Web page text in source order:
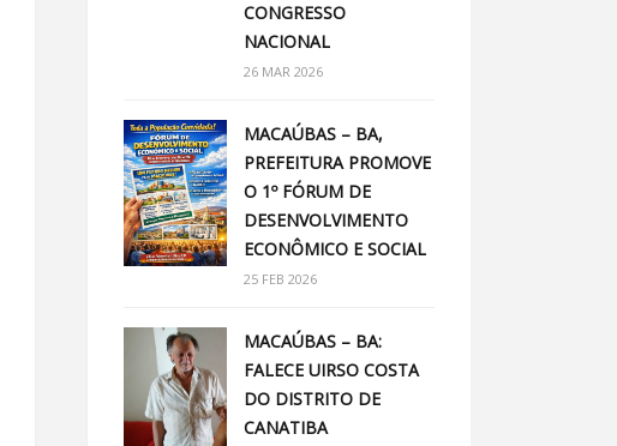
CONGRESSO
NACIONAL
26 MAR 2026
MACAÚBAS – BA,
PREFEITURA PROMOVE
O 1º FÓRUM DE
DESENVOLVIMENTO
ECONÔMICO E SOCIAL
25 FEB 2026
MACAÚBAS – BA:
FALECE UIRSO COSTA
DO DISTRITO DE
CANATIBA